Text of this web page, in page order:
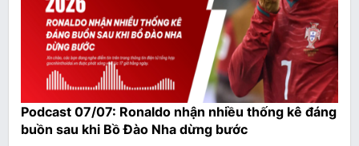
Podcast 07/07: Ronaldo nhận nhiều thống kê đáng
buồn sau khi Bồ Đào Nha dừng bước